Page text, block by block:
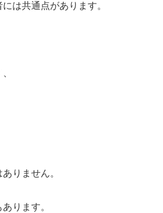
は共通点があります。
りません。
ります。